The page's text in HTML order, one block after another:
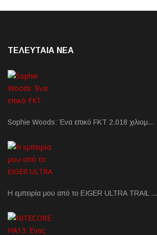
ΤΕΛΕΥΤΑΙΑ NEA
Sophie Woods: Ένα επικό FKT 2.018 χιλιομ…
Η εμπειρία μου από το EIGER ULTRA TRAIL …